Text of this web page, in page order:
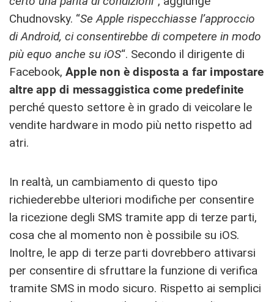
Chudnovsky. “Se Apple rispecchiasse l’approccio
di Android, ci consentirebbe di competere in modo
più equo anche su iOS“. Secondo il dirigente di
Facebook, Apple non è disposta a far impostare
altre app di messaggistica come predefinite
perché questo settore è in grado di veicolare le
vendite hardware in modo più netto rispetto ad
atri.
In realtà, un cambiamento di questo tipo
richiederebbe ulteriori modifiche per consentire
la ricezione degli SMS tramite app di terze parti,
cosa che al momento non è possibile su iOS.
Inoltre, le app di terze parti dovrebbero attivarsi
per consentire di sfruttare la funzione di verifica
tramite SMS in modo sicuro. Rispetto ai semplici